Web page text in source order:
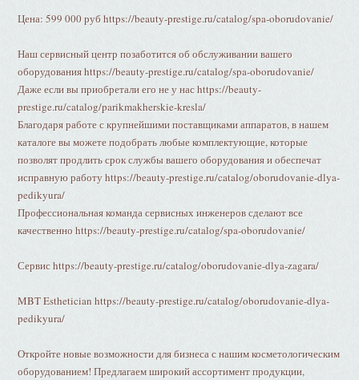
Цена: 599 000 руб https://beauty-prestige.ru/catalog/spa-oborudovanie/
Наш сервисный центр позаботится об обслуживании вашего
оборудования https://beauty-prestige.ru/catalog/spa-oborudovanie/
Даже если вы приобретали его не у нас https://beauty-
prestige.ru/catalog/parikmakherskie-kresla/
Благодаря работе с крупнейшими поставщиками аппаратов, в нашем
каталоге вы можете подобрать любые комплектующие, которые
позволят продлить срок службы вашего оборудования и обеспечат
исправную работу https://beauty-prestige.ru/catalog/oborudovanie-dlya-
pedikyura/
Профессиональная команда сервисных инженеров сделают все
качественно https://beauty-prestige.ru/catalog/spa-oborudovanie/
Сервис https://beauty-prestige.ru/catalog/oborudovanie-dlya-zagara/
MBT Esthetician https://beauty-prestige.ru/catalog/oborudovanie-dlya-
pedikyura/
Откройте новые возможности для бизнеса с нашим косметологическим
оборудованием! Предлагаем широкий ассортимент продукции,